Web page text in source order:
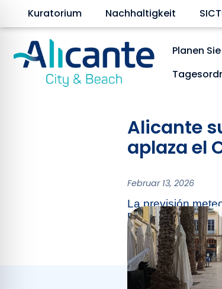
Kuratorium Nachhaltigkeit
Planen
Alicante
aplaza el
Februar 13, 2026
La previsión
pueden superar
pública durante
Cementerio El
sábado, el cierre
desde las 00.00